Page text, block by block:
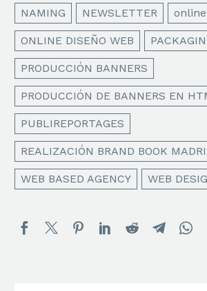
NAMING NEWSLETTER online
ONLINE DISEÑO WEB
PRODUCCIÓN BANNERS
PRODUCCIÓN DE BANNERS EN
PUBLIREPORTAGES
REALIZACIÓN BRAND BOOK
WEB BASED AGENCY WEB